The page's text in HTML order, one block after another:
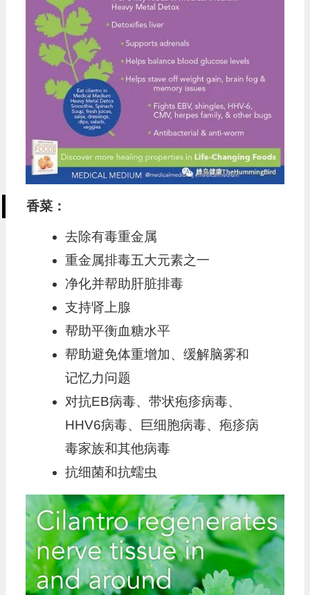
香菜：
去除有毒重金属
重金属排毒五大元素之一
净化并帮助肝脏排毒
支持肾上腺
帮助平衡血糖水平
帮助避免体重增加、缓解脑雾和
记忆力问题
对抗EB病毒、带状疱疹病毒、
HHV6病毒、巨细胞病毒、疱疹病
毒家族和其他病毒
抗细菌和抗蠕虫